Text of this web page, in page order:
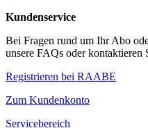
Kundenservice
Bei Fragen rund um Ihr Abo
unsere FAQs oder kontaktieren
Registrieren bei RAABE
Zum Kundenkonto
Servicebereich